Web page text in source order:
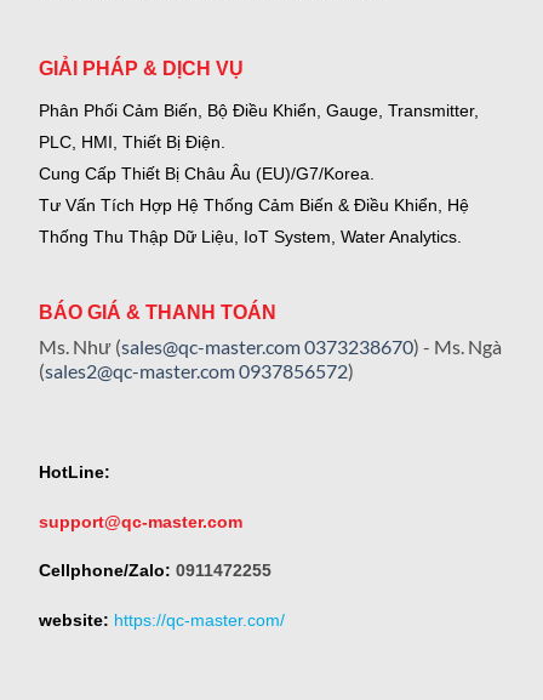
GIẢI PHÁP & DỊCH VỤ
Phân Phối Cảm Biến, Bộ Điều Khiển, Gauge, Transmitter,
PLC, HMI, Thiết Bị Điện.
Cung Cấp Thiết Bị Châu Âu (EU)/G7/Korea.
Tư Vấn Tích Hợp Hệ Thống Cảm Biến & Điều Khiển, Hệ
Thống Thu Thập Dữ Liệu, IoT System, Water Analytics.
BÁO GIÁ & THANH TOÁN
Ms. Như (sales@qc-master.com0373238670) - Ms. Ngà
(sales2@qc-master.com0937856572)
HotLine:
support@qc-master.com
Cellphone/Zalo: 0911472255
website: https://qc-master.com/